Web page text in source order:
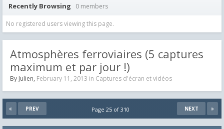
Recently Browsing 0 members
No registered users viewing this page.
Atmosphères ferroviaires (5 captures
maximum et par jour !)
By Julien, February 11, 2013 in Captures d'écran et vidéos
PREV NEXT
Page 25 of 310